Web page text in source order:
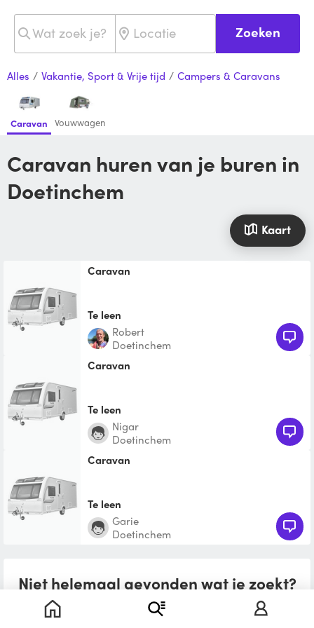
Zoeken
Alles / Vakantie, Sport & Vrije tijd / Campers & Caravans
Caravan Vouwwagen
Caravan huren van je buren in
Doetinchem
Kaart
Caravan
Te leen
robert
Doetinchem
caravan
Te leen
Nigar
Doetinchem
Caravan
Te leen
Garie
Doetinchem
Niet helemaal gevonden wat je zoekt?